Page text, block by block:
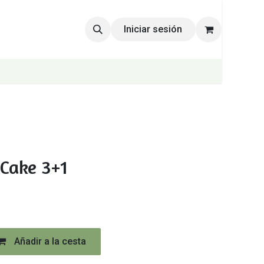
Iniciar sesión
3+1
Añadir a la cesta